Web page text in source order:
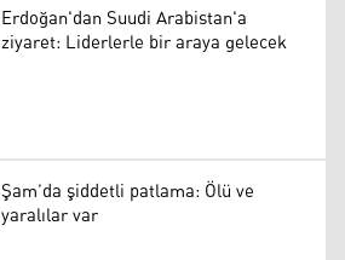
Erdoğan'dan Suudi Arabistan'a
ziyaret: Liderlerle bir araya gelecek
Şam’da şiddetli patlama: Ölü ve
yaralılar var